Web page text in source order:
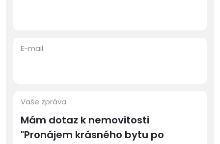
E-mail
Vaše zpráva